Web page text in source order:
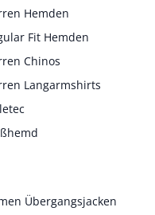
Hemden
Fit Hemden
Chinos
Langarmshirts
Übergangsjacken